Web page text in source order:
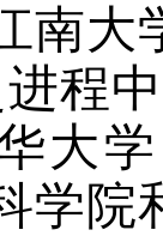
南
程
大
学院